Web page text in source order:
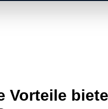
Vorteile